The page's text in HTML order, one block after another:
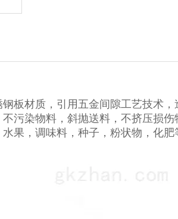
板材质，引用五金间隙工艺技术
污染物料，斜抛送料，不挤压损
果，调味料，种子，粉状物，化肥